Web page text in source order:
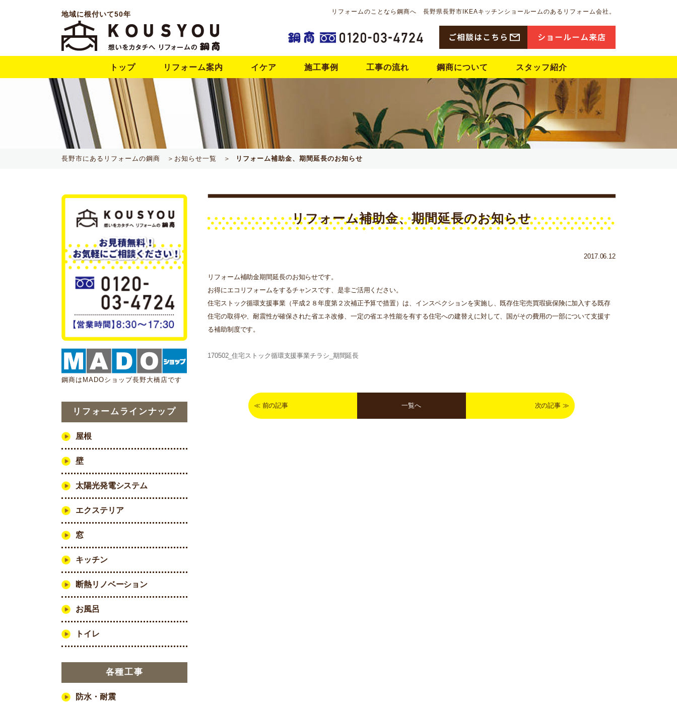
地域に根付いて50年 リフォームのことなら鋼商へ 長野県長野市IKEAキッチンショールームのあるリフォーム会社。
ご相談はこちら ショ ールーム来店
トップ リフォーム案内 イケア 施工事例 工事の流れ 鋼商について スタッフ紹介
長野市にあるリフォームの鋼商 ＞ お知らせ一覧 ＞ リフォーム補助金、期間延長のお知らせ
リフォーム補助金、期間延長のお知らせ
2017.06.12
リフォーム補助金期間延長のお知らせです。
お得にエコリフォームをするチャンスです、是非ご活用ください。
住宅ストック循環支援事業（平成２８年度第２次補正予算で措置）は、インスペクションを実施し、既存住宅売買瑕疵保険に加入する既存
住宅の取得や、耐震性が確保された省エネ改修、一定の省エネ性能を有する住宅への建替えに対して、国がその費用の一部について支援す
る補助制度です。
170502_住宅ストック循環支援事業チラシ_期間延長
≪ 前の記事 一覧へ 次の記事 ≫
鋼商はMADOショップ長野大橋店です
リフォームラインナップ
屋根
壁
太陽光発電システム
エクステリア
窓
キッチン
断熱リノベーション
お風呂
トイレ
各種工事
防水・耐震